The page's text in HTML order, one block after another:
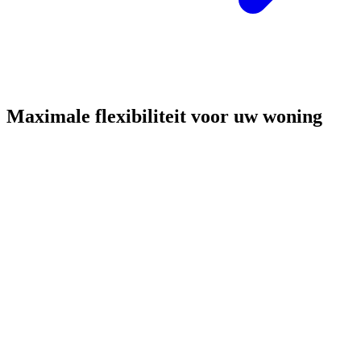
Maximale flexibiliteit voor uw woning